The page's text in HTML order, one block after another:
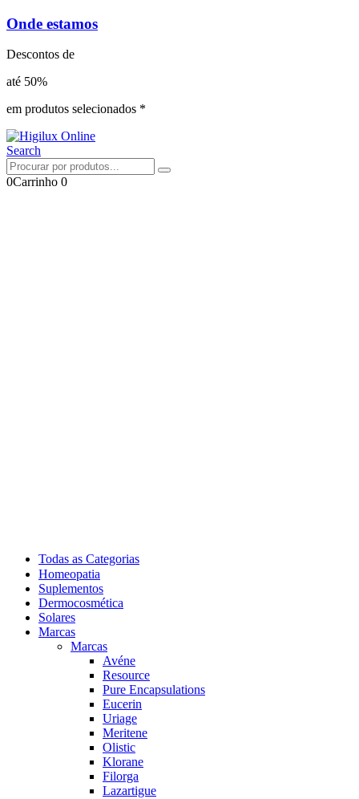
Onde estamos
Descontos de
até 50%
em produtos selecionados *
Search
0Carrinho 0
Todas as Categorias
Homeopatia
Suplementos
Dermocosmética
Solares
Marcas
Marcas
Avéne
Resource
Pure Encapsulations
Eucerin
Uriage
Meritene
Olistic
Klorane
Filorga
Lazartigue